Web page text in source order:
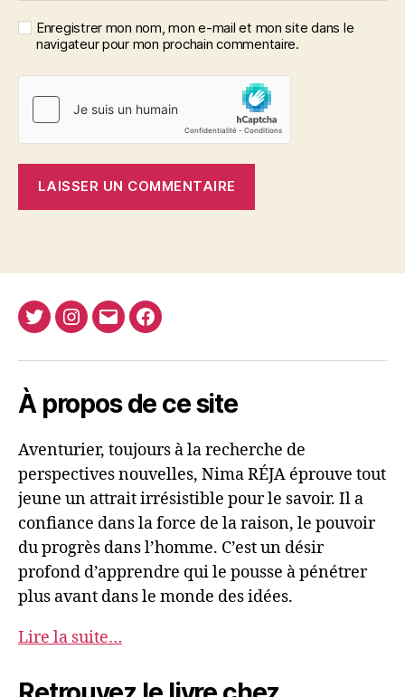
Enregistrer mon nom, mon e-mail et mon site dans le
navigateur pour mon prochain commentaire.
TwitterInstagram
E-
Facebook
À propos de ce site
Aventurier, toujours à la recherche de
perspectives nouvelles, Nima RÉJA éprouve tout
jeune un attrait irrésistible pour le savoir. Il a
confiance dans la force de la raison, le pouvoir
du progrès dans l’homme. C’est un désir
profond d’apprendre qui le pousse à pénétrer
plus avant dans le monde des idées.
Lire la suite…